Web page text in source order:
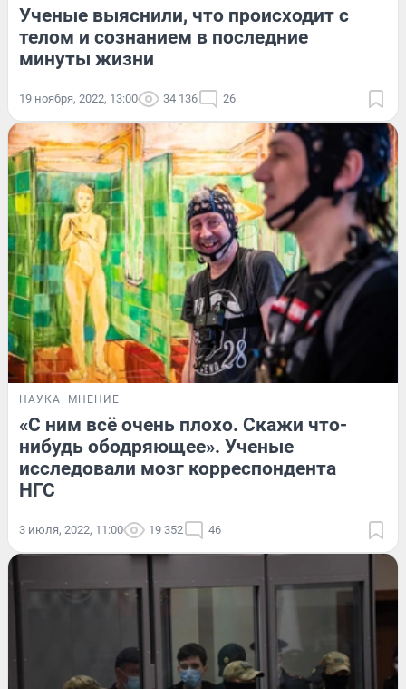
Ученые выяснили, что происходит с
телом и сознанием в последние
минуты жизни
19 ноября, 2022, 13:00 34 136 26
НАУКА МНЕНИЕ
«С ним всё очень плохо. Скажи что-
нибудь ободряющее». Ученые
исследовали мозг корреспондента
НГС
3 июля, 2022, 11:00 19 352 46